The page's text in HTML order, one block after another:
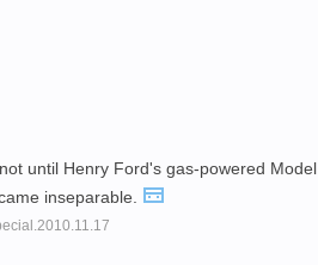
until Henry Ford's gas-powered
inseparable.